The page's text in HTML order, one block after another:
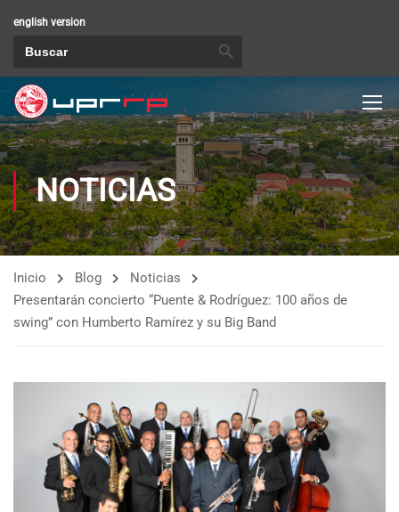
english version
NOTICIAS
Inicio Blog
Noticias
Presentarán concierto “Puente & Rodríguez: 100 años de
swing” con Humberto Ramírez y su Big Band